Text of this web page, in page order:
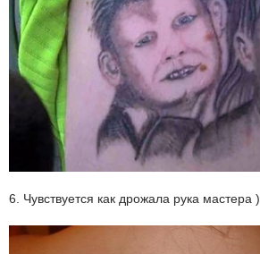
6. Чувствуется как дрожала рука мастера )